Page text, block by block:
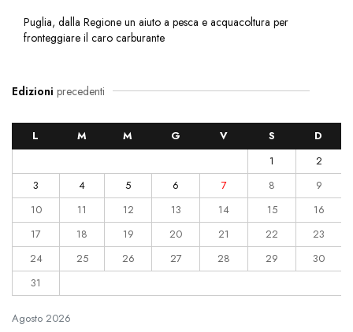
Puglia, dalla Regione un aiuto a pesca e acquacoltura per
fronteggiare il caro carburante
Edizioni precedenti
Agosto 2026
L M M G V S
D
1
2
3
4 5 6 7 8
9
10
11 12 13 14 15
16
17
18 19 20 21 22
23
24
25 26 27 28 29
30
31